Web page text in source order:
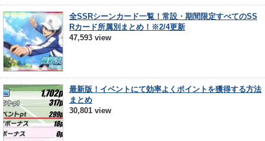
全SSRシーンカード一覧！常設・期間限定すべてのSS
Rカード所属別まとめ！※2/4更新
47,593 view
最新版！イベントにて効率よくポイントを獲得する方法
まとめ
30,801 view